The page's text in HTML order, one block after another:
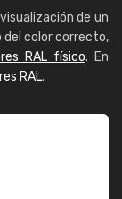
de un
del color correcto,
RAL físico. En
RAL.